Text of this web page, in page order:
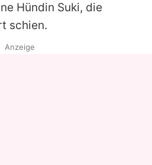
Hündin Suki, die
schien.
Anzeige